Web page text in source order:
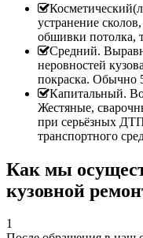
устранение
обшивки потолка,
Средний.
неровностей
покраска. Обычно
Капитальный.
Жестяные,
при серьёзных
транспортного
Как мы
кузовной
1